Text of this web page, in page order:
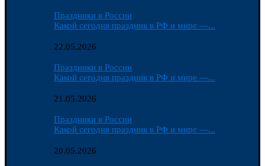
Праздники в России
Какой сегодня праздник в РФ и мире —...
22.05.2026
Праздники в России
Какой сегодня праздник в РФ и мире —...
21.05.2026
Праздники в России
Какой сегодня праздник в РФ и мире —...
20.05.2026